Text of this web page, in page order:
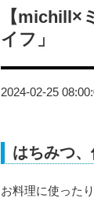
【michill×
イフ」
2024-02-25
はちみつ
お料理に使った